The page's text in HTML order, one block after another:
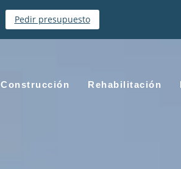
Pedir presupuesto
Construcción Rehabilitación